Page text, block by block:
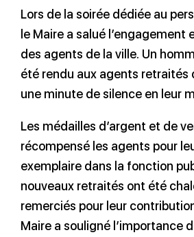
Lors de la soirée dédiée au
le Maire a salué l’engagement
des agents de la ville. Un
été rendu aux agents retraités
une minute de silence en leur
Les médailles d’argent et de
récompensé les agents pour
exemplaire dans la fonction
nouveaux retraités ont été
remerciés pour leur
Maire a souligné l’importance